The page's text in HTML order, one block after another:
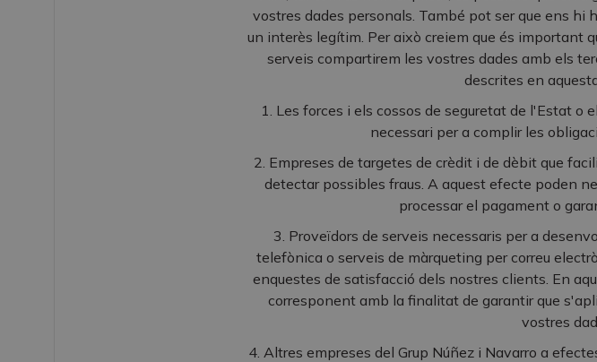
vostres dades personals. També pot ser que ens hi
un interès legítim. Per això creiem que és important
serveis compartirem les vostres dades amb els
descrites en
1. Les forces i els cossos de seguretat de l'Estat o
necessari per a complir les
2. Empreses de targetes de crèdit i de dèbit que
detectar possibles fraus. A aquest efecte poden
processar el pagament o
3. Proveïdors de serveis necessaris per a
telefònica o serveis de màrqueting per correu
enquestes de satisfacció dels nostres clients. En
corresponent amb la finalitat de garantir que
vostres
4. Altres empreses del Grup Núñez i Navarro a